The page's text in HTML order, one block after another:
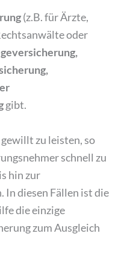
(z.B. für Ärzte,
oder
gibt.
zu leisten, so
schnell zu
hin zur
In diesen Fällen ist die
die einzige
zum Ausgleich